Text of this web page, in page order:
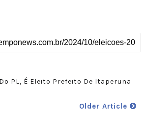
PL, É Eleito Prefeito De Itaperuna
Older Article